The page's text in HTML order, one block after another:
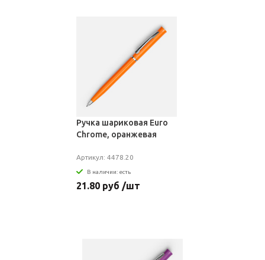
Ручка шариковая Euro
Chrome, оранжевая
Артикул: 4478.20
В наличии: есть
21.80 руб /шт